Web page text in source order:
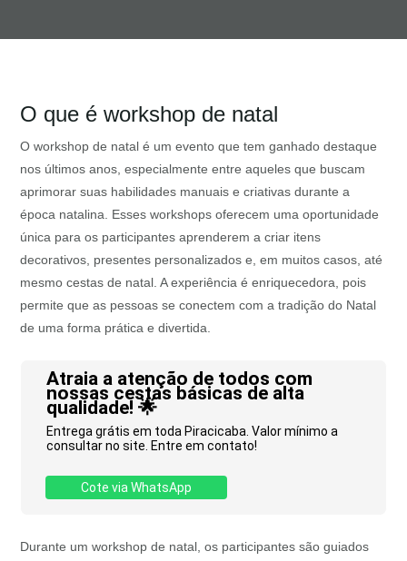
O que é workshop de natal
O workshop de natal é um evento que tem ganhado destaque
nos últimos anos, especialmente entre aqueles que buscam
aprimorar suas habilidades manuais e criativas durante a
época natalina. Esses workshops oferecem uma oportunidade
única para os participantes aprenderem a criar itens
decorativos, presentes personalizados e, em muitos casos, até
mesmo cestas de natal. A experiência é enriquecedora, pois
permite que as pessoas se conectem com a tradição do Natal
de uma forma prática e divertida.
Atraia a atenção de todos com
nossas cestas básicas de alta
qualidade! 🌟
Entrega grátis em toda Piracicaba. Valor mínimo a
consultar no site. Entre em contato!
Cote via WhatsApp
Durante um workshop de natal, os participantes são guiados